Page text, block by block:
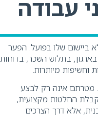
עבודה
ביישום שלו בפועל. הפער
, בתלוש השכר, בדוחות
וחשיפות מיותרות.
המפגש הזו. מטרתם אינה רק לבצע
החלטות מקצועית,
אלא דרך הצרכים